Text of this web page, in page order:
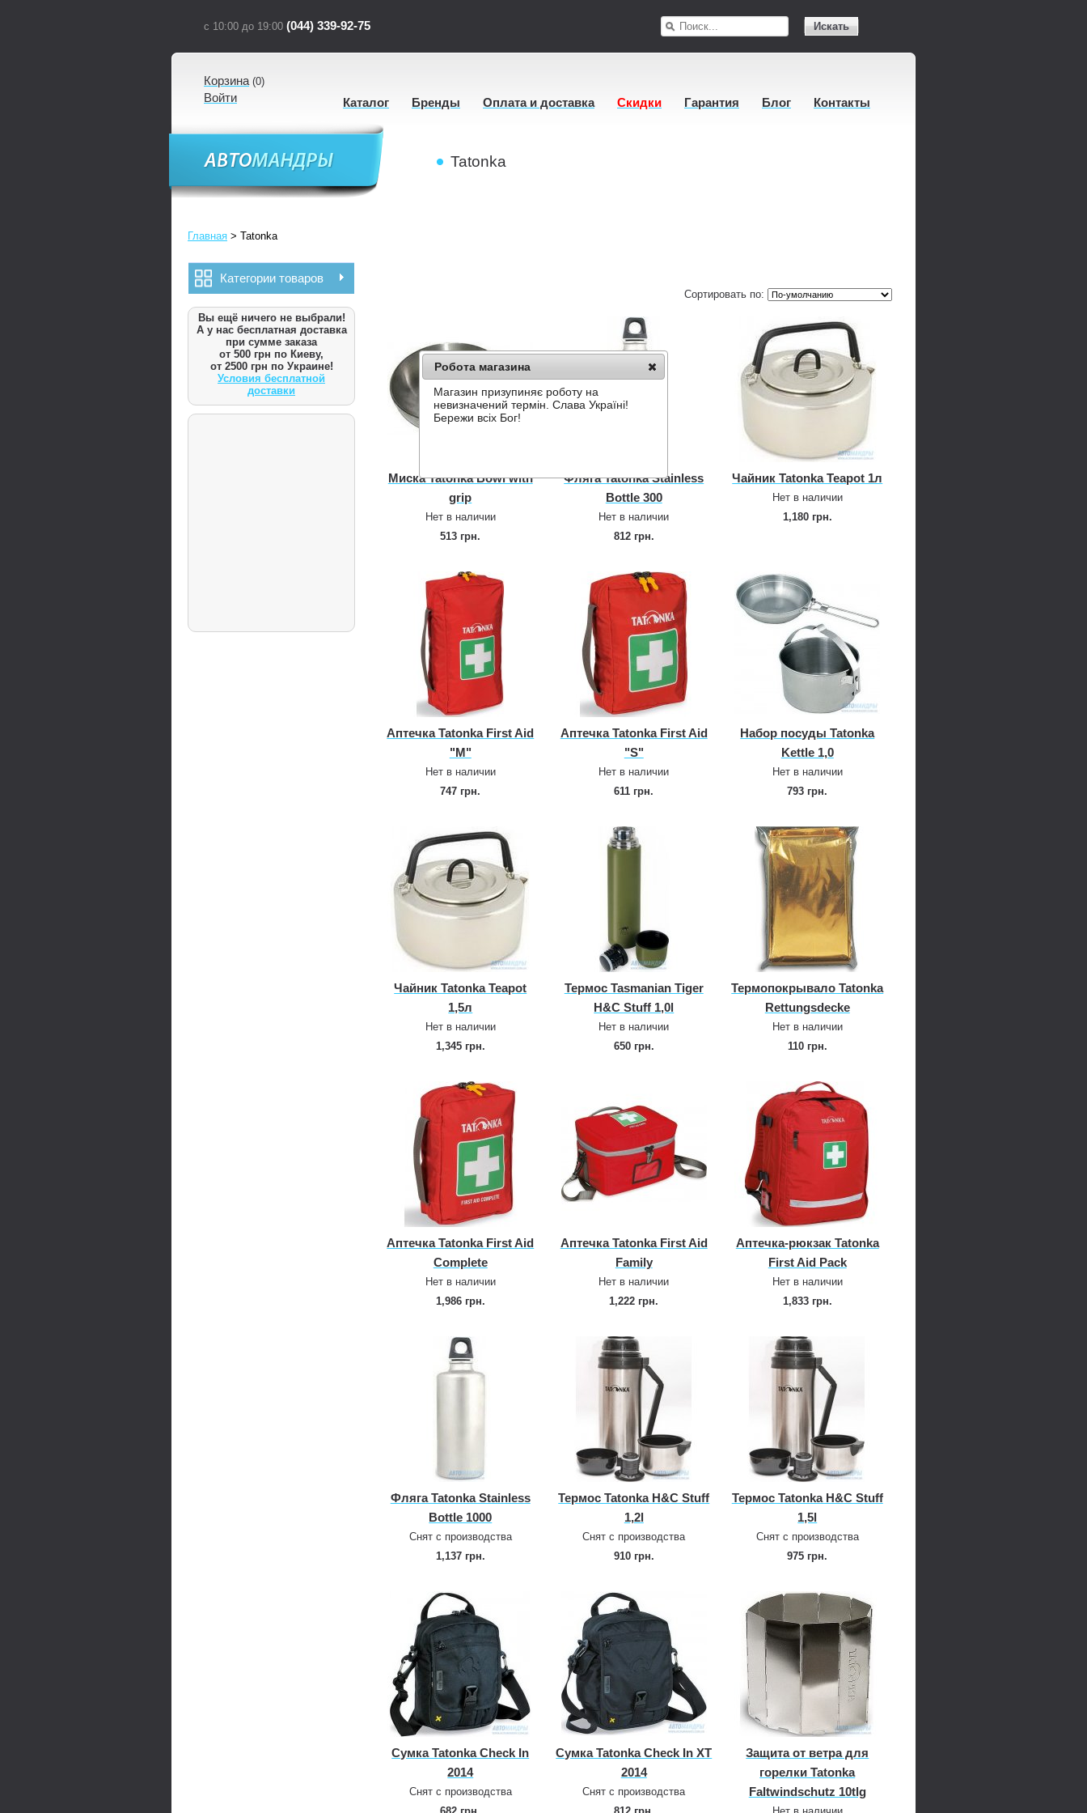
с 10:00 до 19:00 (044) 339-92-75 Искать
Корзина(0)
Войти Каталог Бренды Оплата и доставка Скидки Гарантия Блог Контакты
Tatonka
Главная > Tatonka
Категории товаров
Вы ещё ничего не выбрали!
А у нас бесплатная доставка
при сумме заказа
от 500 грн по Киеву,
от 2500 грн по Украине!
Условия бесплатной
доставки
Сортировать по:
Миска Tatonka Bowl with
grip
Нет в наличии
513 грн.
Фляга Tatonka Stainless
Bottle 300
Нет в наличии
812 грн.
Чайник Tatonka Teapot 1л
Нет в наличии
1,180 грн.
Аптечка Tatonka First Aid
"M"
Нет в наличии
747 грн.
Аптечка Tatonka First Aid
"S"
Нет в наличии
611 грн.
Набор посуды Tatonka
Kettle 1,0
Нет в наличии
793 грн.
Чайник Tatonka Teapot
1,5л
Нет в наличии
1,345 грн.
Термос Tasmanian Tiger
H&C Stuff 1,0l
Нет в наличии
650 грн.
Термопокрывало Tatonka
Rettungsdecke
Нет в наличии
110 грн.
Аптечка Tatonka First Aid
Complete
Нет в наличии
1,986 грн.
Аптечка Tatonka First Aid
Family
Нет в наличии
1,222 грн.
Аптечка‑рюкзак Tatonka
First Aid Pack
Нет в наличии
1,833 грн.
Фляга Tatonka Stainless
Bottle 1000
Снят с производства
1,137 грн.
Термос Tatonka H&C Stuff
1,2l
Снят с производства
910 грн.
Термос Tatonka H&C Stuff
1,5l
Снят с производства
975 грн.
Сумка Tatonka Check In
2014
Снят с производства
Сумка Tatonka Check In XT
2014
Снят с производства
Защита от ветра для
горелки Tatonka
Faltwindschutz 10tlg
Робота магазина
Магазин призупиняє роботу на
невизначений термін. Слава Україні!
Бережи всіх Бог!